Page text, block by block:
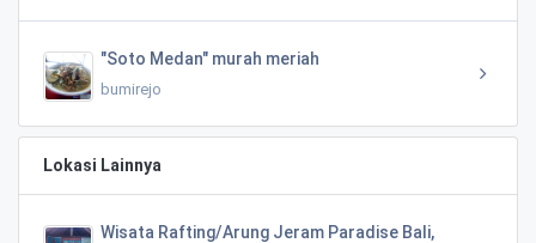
"Soto Medan" murah meriah
bumirejo
Lokasi Lainnya
Wisata Rafting/Arung Jeram Paradise Bali,